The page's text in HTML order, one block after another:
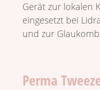
Gerät zur lokalen
einge­setzt bei
und zur
Perma